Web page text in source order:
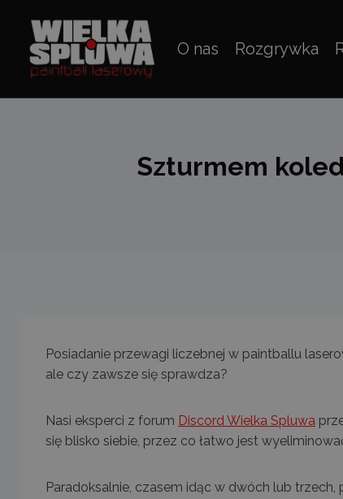
treści
O nas Rozgrywka
Szturmem
Posiadanie przewagi liczebnej w paintballu
ale czy zawsze się sprawdza?
Nasi eksperci z forum Discord Wielka Spluwa
się blisko siebie, przez co łatwo jest
Paradoksalnie, czasem idąc w dwóch lub